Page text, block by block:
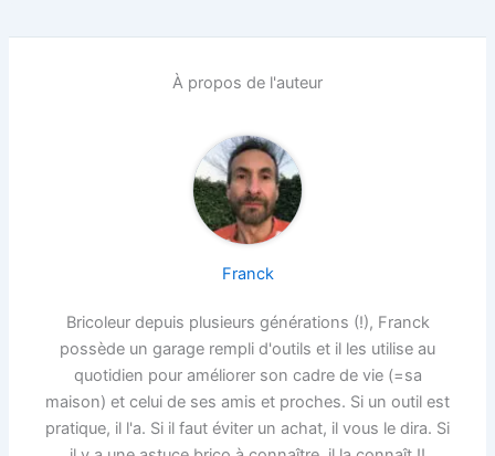
À propos de l'auteur
Franck
Bricoleur depuis plusieurs générations (!), Franck
possède un garage rempli d'outils et il les utilise au
quotidien pour améliorer son cadre de vie (=sa
maison) et celui de ses amis et proches. Si un outil est
pratique, il l'a. Si il faut éviter un achat, il vous le dira. Si